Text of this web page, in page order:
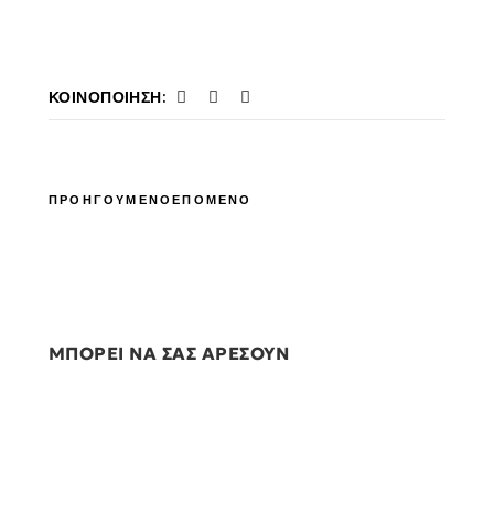
ΚΟΙΝΟΠΟΊΗΣΗ:
ΠΡΟΗΓΟΥΜΕΝΟΕΠΟΜΕΝΟ
ΜΠΟΡΕΙ ΝΑ ΣΑΣ ΑΡΕΣΟΥΝ